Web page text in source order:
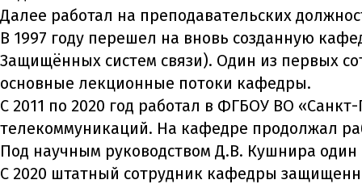
Далее работал на преподавательских
В 1997 году перешел на вновь созданную
Защищённых систем связи). Один из первых
основные лекционные потоки кафедры.
С 2011 по 2020 год работал в ФГБОУ ВО
телекоммуникаций. На кафедре продолжал
Под научным руководством Д.В. Кушнира
С 2020 штатный сотрудник кафедры